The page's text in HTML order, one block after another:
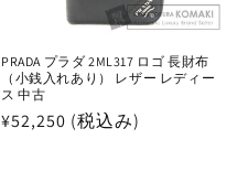
PRADA プラダ 2ML317 ロゴ 長財布
（小銭入れあり） レザー レディー
ス 中古
通
¥52,250 (税込み)